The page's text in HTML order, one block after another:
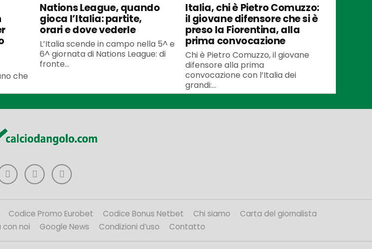
che
Nations League, quando
gioca l’Italia: partite,
orari e dove vederle
L’Italia scende in campo nella 5^ e
6^ giornata di Nations League: di
fronte...
Italia, chi è Pietro Comuzzo:
il giovane difensore che si è
preso la Fiorentina, alla
prima convocazione
Chi è Pietro Comuzzo, il giovane
difensore alla prima
convocazione con l’Italia dei
grandi:...
Codice Promo Eurobet Codice Bonus Netbet Chi siamo
Carta del giornalista
con noi Google News Condizioni d’uso Contatto